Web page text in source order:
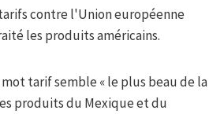
contre l'Union européenne
les produits américains.
tarif semble « le plus beau de la
produits du Mexique et du